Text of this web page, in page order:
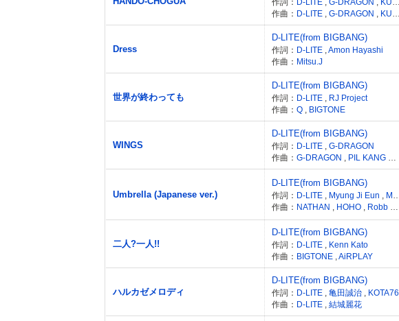
作曲： D-LITE G-DRAGON KUSH
Dress
D-LITE(from BIGBANG)
作詞： D-LITE
Amon Hayashi
作曲： Mitsu.J
世界が終わっても
D-LITE(from BIGBANG)
作詞： D-LITE
RJ Project
作曲： Q BIGTONE
WINGS
D-LITE(from BIGBANG)
作詞： D-LITE
G-DRAGON
作曲： G-DRAGON PIL KANG CHOI
Umbrella (Japanese ver.)
D-LITE(from BIGBANG)
作詞： D-LITE Myung Ji Eun Moon Su Jin
作曲： NATHAN HOHO Robb Roy
二人?一人!!
D-LITE(from BIGBANG)
作詞： D-LITE
Kenn Kato
作曲： BIGTONE AiRPLAY
ハルカゼメロディ
D-LITE(from BIGBANG)
作詞： D-LITE 亀田誠治
KOTA76
作曲： D-LITE 結城麗花